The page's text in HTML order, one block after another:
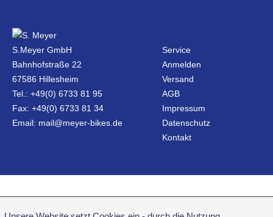
S.Meyer GmbH
Bahnhofstraße 22
67586 Hillesheim
Tel.: +49(0) 6733 81 95
Fax: +49(0) 6733 81 34
Email: mail@meyer-bikes.de
Service
Anmelden
Versand
AGB
Impressum
Datenschutz
Kontakt